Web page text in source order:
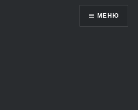
— виртуальный мир
МЕНЮ